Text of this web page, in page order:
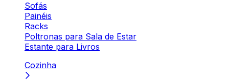
Sofás
Painéis
Racks
Poltronas para Sala de Estar
Estante para Livros
Cozinha